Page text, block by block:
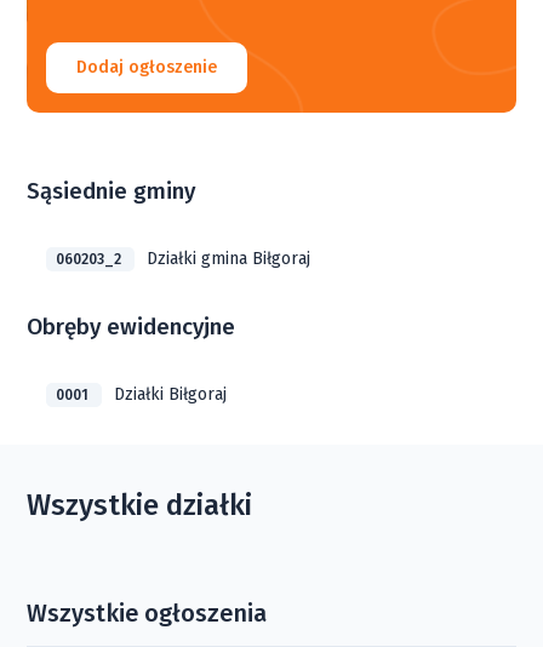
Dodaj ogłoszenie
Sąsiednie gminy
060203_2 Działki gmina Biłgoraj
Obręby ewidencyjne
0001 Działki Biłgoraj
Wszystkie działki
Wszystkie ogłoszenia